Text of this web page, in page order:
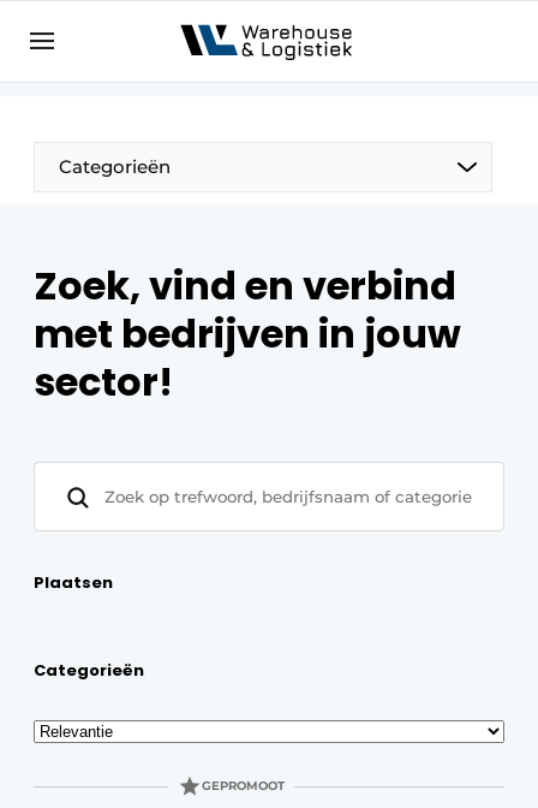
NL EN
Categorieën
Zoek, vind en verbind
met bedrijven in jouw
sector!
Plaatsen
Categorieën
Sorteren
GEPROMOOT